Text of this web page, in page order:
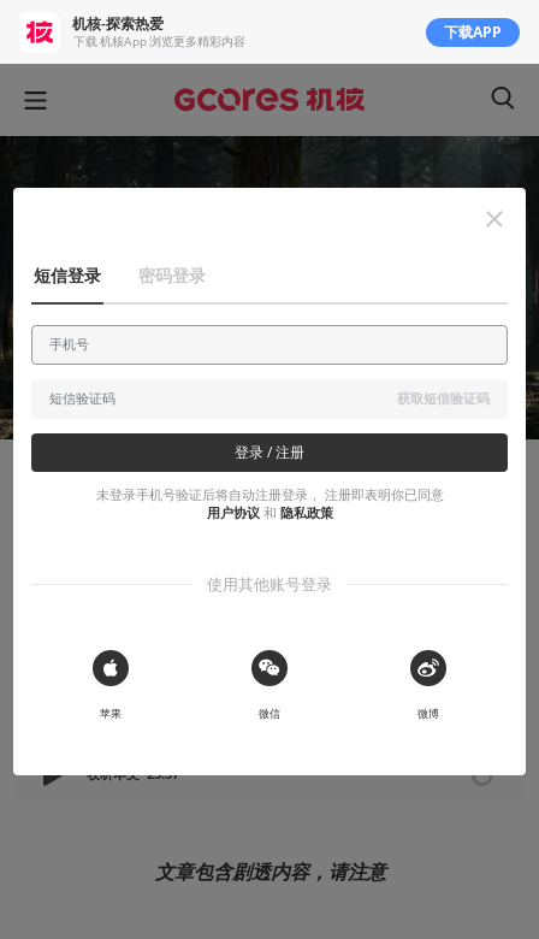
就当我是自我感动
本文系用户投稿，不代表机核网观点
收听本文 23:37
文章包含剧透内容，请注意
机核-探索热爱
下载 机核App 浏览更多精彩内容 下载APP
短信登录 密码登录
获取短信验证码
登录 / 注册
未登录手机号验证后将自动注册登录， 注册即表明你已同意
用户协议 和 隐私政策
使用其他账号登录
 Sign in with Apple
苹果 微信 微博